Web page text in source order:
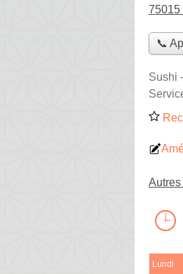
75015
📞
Sushi -
Lundi